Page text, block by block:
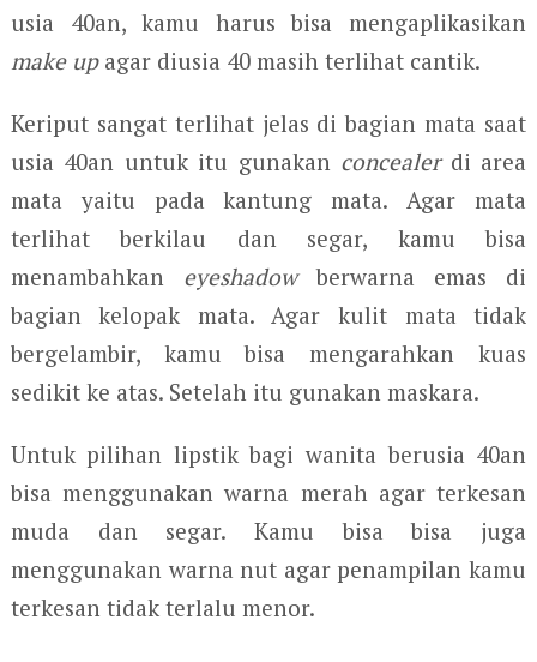
usia 40an, kamu harus bisa mengaplikasikan
make upagar diusia 40 masih terlihat cantik.
Keriput sangat terlihat jelas di bagian mata saat
usia 40an untuk itu gunakan concealerdi area
mata yaitu pada kantung mata. Agar mata
terlihat berkilau dan segar, kamu bisa
menambahkan eyeshadowberwarna emas di
bagian kelopak mata. Agar kulit mata tidak
bergelambir, kamu bisa mengarahkan kuas
sedikit ke atas. Setelah itu gunakan maskara.
Untuk pilihan lipstik bagi wanita berusia 40an
bisa menggunakan warna merah agar terkesan
muda dan segar. Kamu bisa bisa juga
menggunakan warna nut agar penampilan kamu
terkesan tidak terlalu menor.